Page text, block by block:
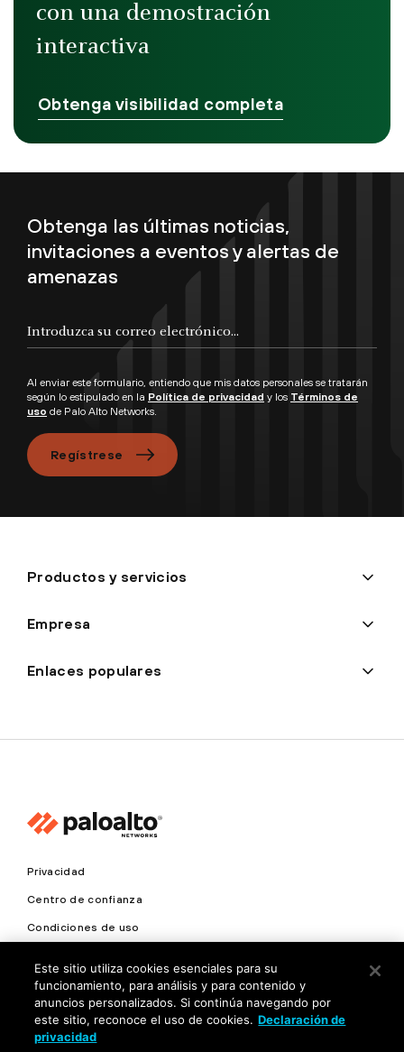
con una demostración
interactiva
Obtenga visibilidad completa
Obtenga las últimas noticias,
invitaciones a eventos y alertas de
amenazas
Al enviar este formulario, entiendo que mis datos personales se tratarán
según lo estipulado en la Política de privacidad y los Términos de
uso de Palo Alto Networks.
Regístrese
Productos y servicios
Empresa
Enlaces populares
Privacidad
Centro de confianza
Condiciones de uso
Copyright © 2026 Palo Alto Networks. Todos los derechos
reservados
Este sitio utiliza cookies esenciales para su
funcionamiento, para análisis y para contenido y
anuncios personalizados. Si continúa navegando por
este sitio, reconoce el uso de cookies. Declaración de
privacidad